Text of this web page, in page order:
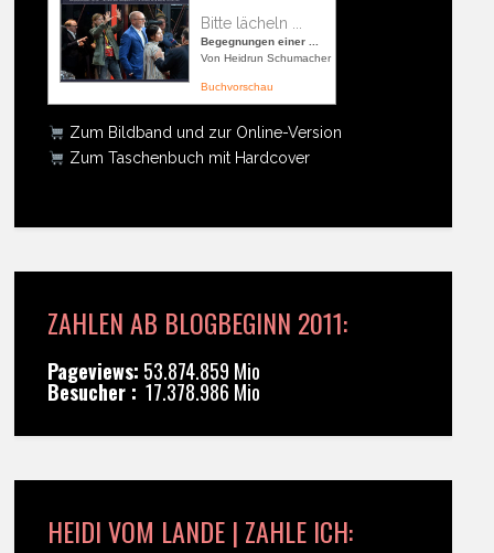
Bitte lächeln ...
Begegnungen einer ...
Von Heidrun Schumacher
Buchvorschau
Zum Bildband und zur Online-Version
Zum Taschenbuch mit Hardcover
ZAHLEN AB BLOGBEGINN 2011:
Pageviews: 53.874.859 Mio
Besucher : 17.378.986 Mio
HEIDI VOM LANDE | ZAHLE ICH: